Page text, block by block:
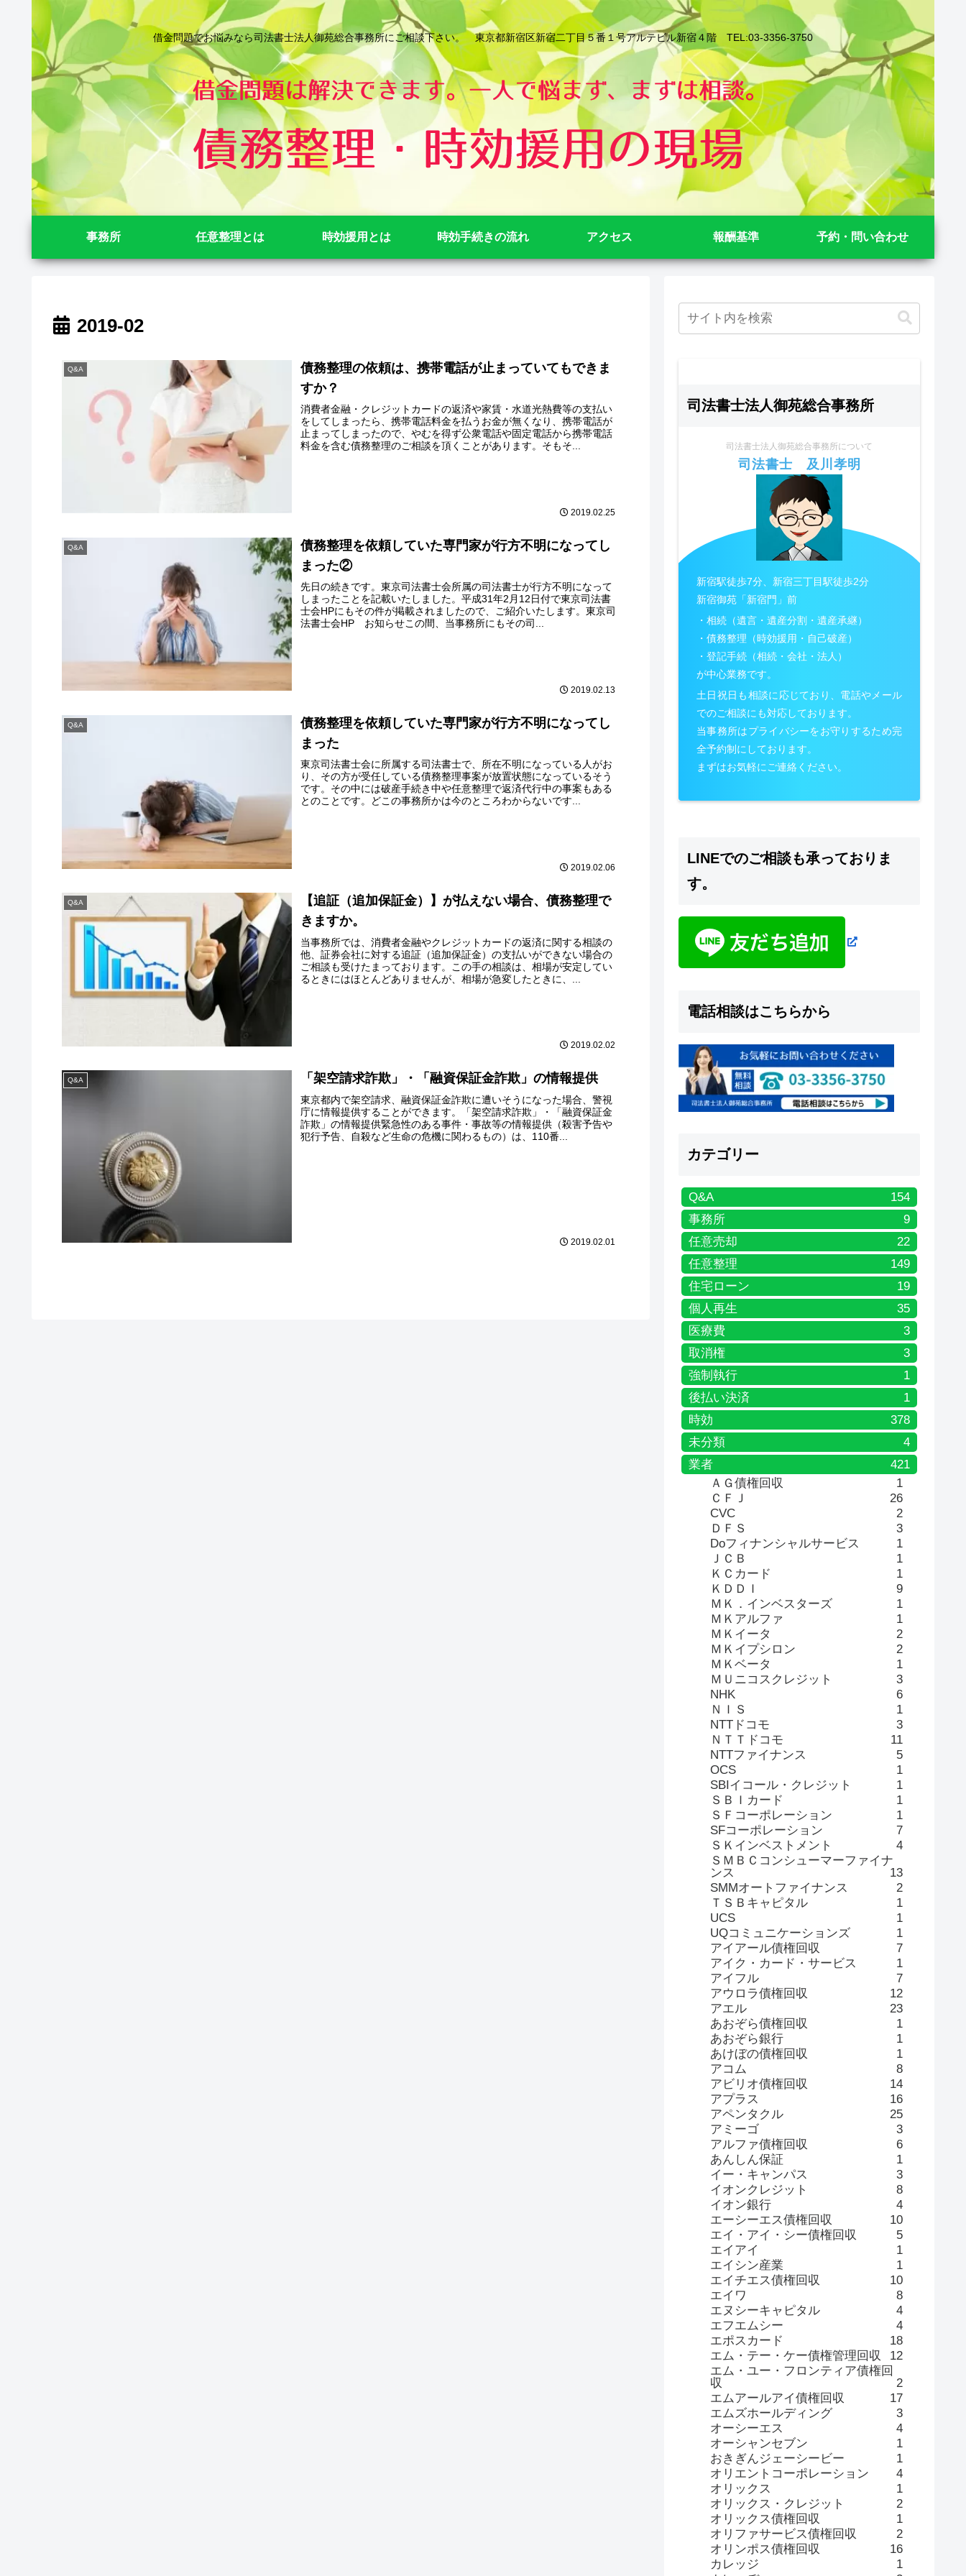
借金問題でお悩みなら司法書士法人御苑総合事務所にご相談下さい。 東京都新宿区新宿二丁目５番１号アルテビル新宿４階 TEL:03-3356-3750
事務所 任意整理とは 時効援用とは 時効手続きの流れ アクセス 報酬基準 予約・問い合わせ
2019-02
Q&A
債務整理の依頼は、携帯電話が止まっていてもできま
すか？
消費者金融・クレジットカードの返済や家賃・水道光熱費等の支払い
をしてしまったら、携帯電話料金を払うお金が無くなり、携帯電話が
止まってしまったので、やむを得ず公衆電話や固定電話から携帯電話
料金を含む債務整理のご相談を頂くことがあります。そもそ...
2019.02.25
Q&A
債務整理を依頼していた専門家が行方不明になってし
まった②
先日の続きです。東京司法書士会所属の司法書士が行方不明になって
しまったことを記載いたしました。平成31年2月12日付で東京司法書
士会HPにもその件が掲載されましたので、ご紹介いたします。東京司
法書士会HP お知らせこの間、当事務所にもその司...
2019.02.13
Q&A
債務整理を依頼していた専門家が行方不明になってし
まった
東京司法書士会に所属する司法書士で、所在不明になっている人がお
り、その方が受任している債務整理事案が放置状態になっているそう
です。その中には破産手続き中や任意整理で返済代行中の事案もある
とのことです。どこの事務所かは今のところわからないです...
2019.02.06
Q&A
【追証（追加保証金）】が払えない場合、債務整理で
きますか。
当事務所では、消費者金融やクレジットカードの返済に関する相談の
他、証券会社に対する追証（追加保証金）の支払いができない場合の
ご相談も受けたまっております。この手の相談は、相場が安定してい
るときにはほとんどありませんが、相場が急変したときに、...
2019.02.02
Q&A 「架空請求詐欺」・「融資保証金詐欺」の情報提供
東京都内で架空請求、融資保証金詐欺に遭いそうになった場合、警視
庁に情報提供することができます。「架空請求詐欺」・「融資保証金
詐欺」の情報提供緊急性のある事件・事故等の情報提供（殺害予告や
犯行予告、自殺など生命の危機に関わるもの）は、110番...
2019.02.01
司法書士法人御苑総合事務所
司法書士法人御苑総合事務所について
司法書士 及川孝明
新宿駅徒歩7分、新宿三丁目駅徒歩2分
新宿御苑「新宿門」前
・相続（遺言・遺産分割・遺産承継）
・債務整理（時効援用・自己破産）
・登記手続（相続・会社・法人）
が中心業務です。
土日祝日も相談に応じており、電話やメール
でのご相談にも対応しております。
当事務所はプライバシーをお守りするため完
全予約制にしております。
まずはお気軽にご連絡ください。
LINEでのご相談も承っておりま
す。
電話相談はこちらから
カテゴリー
Q&A
154
事務所
9
任意売却
22
任意整理
149
住宅ローン
19
個人再生
35
医療費
3
取消権
3
強制執行
1
後払い決済
1
時効
378
未分類
4
業者
421
ＡＧ債権回収
1
ＣＦＪ
26
CVC
2
ＤＦＳ
3
Doフィナンシャルサービス
1
ＪＣＢ
1
ＫＣカード
1
ＫＤＤＩ
9
ＭＫ．インベスターズ
1
ＭＫアルファ
1
ＭＫイータ
2
ＭＫイプシロン
2
ＭＫベータ
1
ＭＵニコスクレジット
3
NHK
6
ＮＩＳ
1
NTTドコモ
3
ＮＴＴドコモ
11
NTTファイナンス
5
OCS
1
SBIイコール・クレジット
1
ＳＢＩカード
1
ＳＦコーポレーション
1
SFコーポレーション
7
ＳＫインベストメント
4
ＳＭＢＣコンシューマーファイナ
ンス
13
SMMオートファイナンス
2
ＴＳＢキャピタル
1
UCS
1
UQコミュニケーションズ
1
アイアール債権回収
7
アイク・カード・サービス
1
アイフル
7
アウロラ債権回収
12
アエル
23
あおぞら債権回収
1
あおぞら銀行
1
あけぼの債権回収
1
アコム
8
アビリオ債権回収
14
アプラス
16
アペンタクル
25
アミーゴ
3
アルファ債権回収
6
あんしん保証
1
イー・キャンパス
3
イオンクレジット
8
イオン銀行
4
エーシーエス債権回収
10
エイ・アイ・シー債権回収
5
エイアイ
1
エイシン産業
1
エイチエス債権回収
10
エイワ
8
エヌシーキャピタル
4
エフエムシー
4
エポスカード
18
エム・テー・ケー債権管理回収
12
エム・ユー・フロンティア債権回
収
2
エムアールアイ債権回収
17
エムズホールディング
3
オーシーエス
4
オーシャンセブン
1
おきぎんジェーシービー
1
オリエントコーポレーション
4
オリックス
1
オリックス・クレジット
2
オリックス債権回収
1
オリファサービス債権回収
2
オリンポス債権回収
16
カレッジ
1